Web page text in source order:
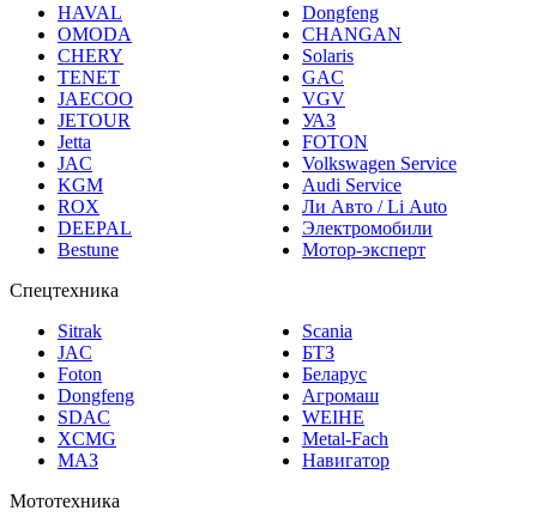
HAVAL
OMODA
CHERY
TENET
JAECOO
JETOUR
Jetta
JAC
KGM
ROX
DEEPAL
Bestune
Dongfeng
CHANGAN
Solaris
GAC
VGV
УАЗ
FOTON
Volkswagen Service
Audi Service
Ли Авто / Li Auto
Электромобили
Мотор-эксперт
Спецтехника
Sitrak
JAC
Foton
Dongfeng
SDAC
XCMG
МАЗ
Scania
БТЗ
Беларус
Агромаш
WEIHE
Metal-Fach
Навигатор
Мототехника